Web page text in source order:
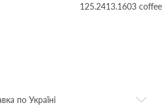
125.2413.1603 coffee
по Україні